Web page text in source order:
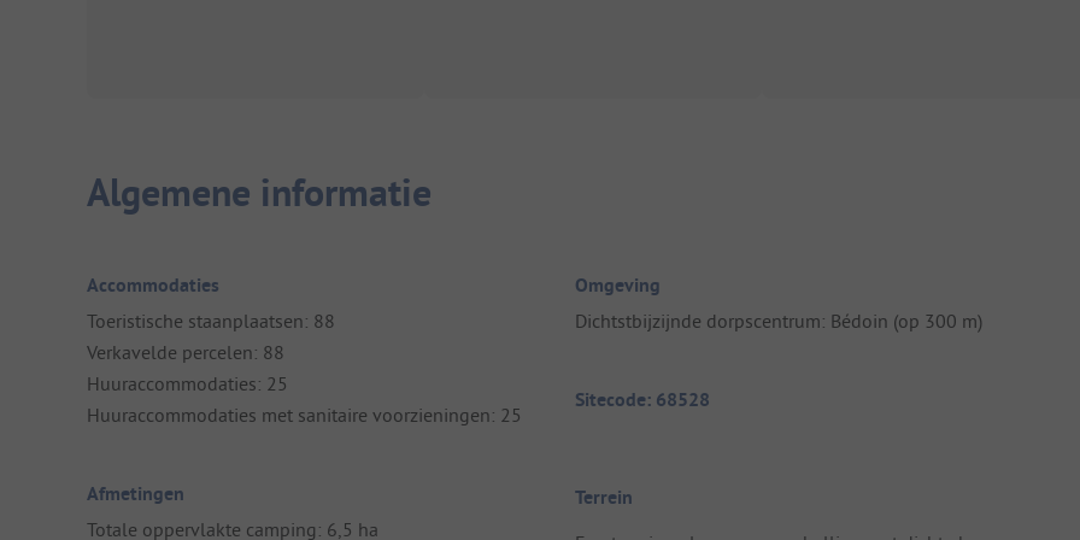
Algemene informatie
Accommodaties
Toeristische staanplaatsen: 88
Verkavelde percelen: 88
Huuraccommodaties: 25
Huuraccommodaties met sanitaire voorzieningen: 25
Afmetingen
Totale oppervlakte camping: 6,5 ha
Omgeving
Dichtstbijzijnde dorpscentrum: Bédoin (op 300 m)
Sitecode: 68528
Terrein